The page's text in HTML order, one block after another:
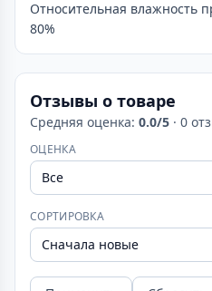
Относительная влажность
80%
Отзывы о товаре
Средняя оценка: 0.0/5 · 0
ОЦЕНКА
СОРТИРОВКА